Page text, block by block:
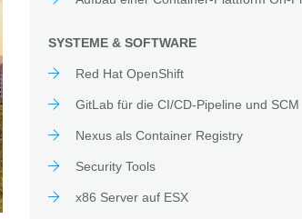
SYSTEME & SOFTWARE
Red Hat OpenShift
GitLab für die CI/CD-Pipeline und SCM
Nexus als Container Registry
Security Tools
x86 Server auf ESX